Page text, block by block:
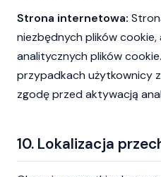
Strona internetowa:
niezbędnych plików cookie,
analitycznych plików
przypadkach użytkownicy
zgodę przed aktywacją
10. Lokalizacja